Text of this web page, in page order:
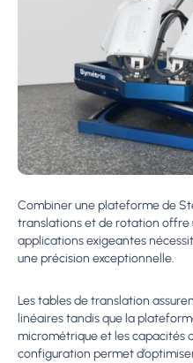
Combiner une plateforme de
translations et de rotation offre
applications exigeantes
une précision exceptionnelle.
Les tables de translation
linéaires tandis que la
micrométrique et les capacités
configuration permet